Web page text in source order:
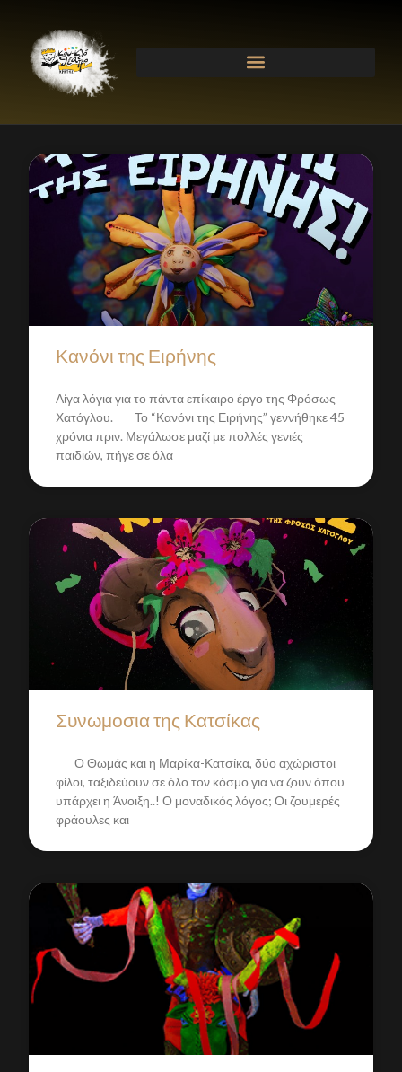
Κανόνι της Ειρήνης
Λίγα λόγια για το πάντα επίκαιρο έργο της Φρόσως
Χατόγλου. Το “Κανόνι της Ειρήνης” γεννήθηκε 45
χρόνια πριν. Μεγάλωσε μαζί με πολλές γενιές
παιδιών, πήγε σε όλα
Συνωμοσια της Κατσίκας
Ο Θωμάς και η Μαρίκα-Κατσίκα, δύο αχώριστοι
φίλοι, ταξιδεύουν σε όλο τον κόσμο για να ζουν όπου
υπάρχει η Άνοιξη..! Ο μοναδικός λόγος; Οι ζουμερές
φράουλες και